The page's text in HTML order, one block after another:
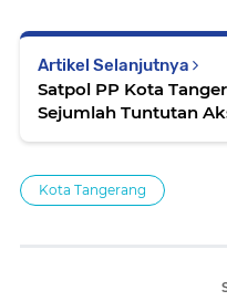
Artikel Selanjutnya
Satpol PP Kota
Sejumlah Tuntutan
Kota Tangerang